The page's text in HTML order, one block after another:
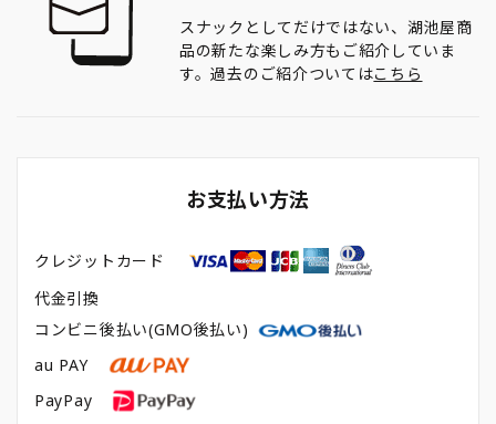
スナックとしてだけではない、湖池屋商
品の新たな楽しみ方もご紹介していま
す。過去のご紹介ついてはこちら
お支払い方法
クレジットカード
代金引換
コンビニ後払い(GMO後払い)
au PAY
PayPay